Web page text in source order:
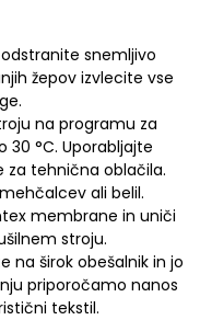
snemljivo
žepov izvlecite vse
na programu za
°C. Uporabljajte
tehnična oblačila.
ali belil.
membrane in uniči
stroju.
na širok obešalnik in jo
priporočamo nanos
tekstil.